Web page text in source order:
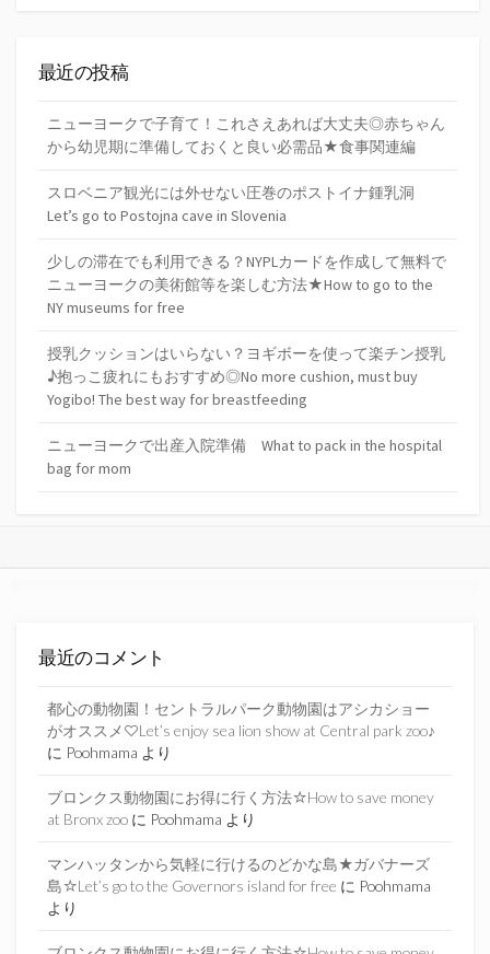
最近の投稿
ニューヨークで子育て！これさえあれば大丈夫◎赤ちゃん
から幼児期に準備しておくと良い必需品★食事関連編
スロベニア観光には外せない圧巻のポストイナ鍾乳洞
Let’s go to Postojna cave in Slovenia
少しの滞在でも利用できる？NYPLカードを作成して無料で
ニューヨークの美術館等を楽しむ方法★How to go to the
NY museums for free
授乳クッションはいらない？ヨギボーを使って楽チン授乳
♪抱っこ疲れにもおすすめ◎No more cushion, must buy
Yogibo! The best way for breastfeeding
ニューヨークで出産入院準備 What to pack in the hospital
bag for mom
最近のコメント
都心の動物園！セントラルパーク動物園はアシカショー
がオススメ♡Let’s enjoy sea lion show at Central park zoo♪
に Poohmama より
ブロンクス動物園にお得に行く方法☆How to save money
at Bronx zoo に Poohmama より
マンハッタンから気軽に行けるのどかな島★ガバナーズ
島☆Let’s go to the Governors island for free に Poohmama
より